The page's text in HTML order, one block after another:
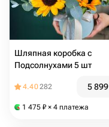
Шляпная коробка с
Подсолнухами 5 шт
4.40282 5 899
1 475 ₽ × 4 платежа